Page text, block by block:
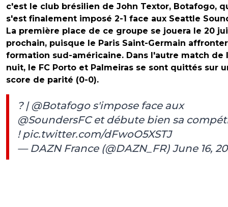
c'est le club brésilien de John Textor, Botafogo,
s'est finalement imposé 2-1 face aux Seattle
La première place de ce groupe se jouera le 20
prochain, puisque le Paris Saint-Germain
formation sud-américaine. Dans l'autre match de
nuit, le FC Porto et Palmeiras se sont quittés sur
score de parité (0-0).
? | @Botafogos'impose face aux
@SoundersFCet débute bien sa
!pic.twitter.com/dFwoO5XSTJ
— DAZN France (@DAZN_FR) June 16,